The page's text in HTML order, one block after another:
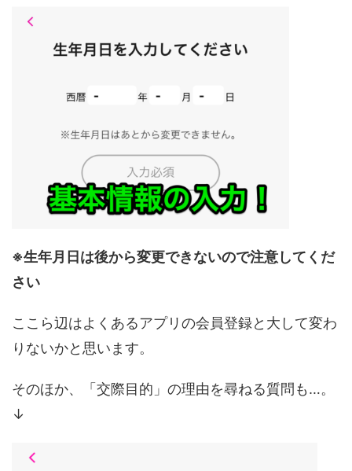
※生年月日は後から変更できないので注意してくだ
さい
ここら辺はよくあるアプリの会員登録と大して変わ
りないかと思います。
そのほか、「交際目的」の理由を尋ねる質問も…。
↓